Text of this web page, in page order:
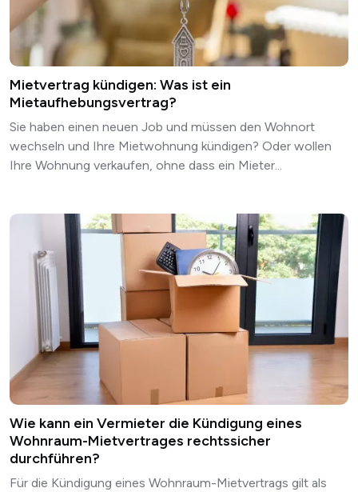
Mietvertrag kündigen: Was ist ein
Mietaufhebungsvertrag?
Sie haben einen neuen Job und müssen den Wohnort
wechseln und Ihre Mietwohnung kündigen? Oder wollen
Ihre Wohnung verkaufen, ohne dass ein Mieter...
Wie kann ein Vermieter die Kündigung eines
Wohnraum-Mietvertrages rechtssicher
durchführen?
Für die Kündigung eines Wohnraum-Mietvertrags gilt als